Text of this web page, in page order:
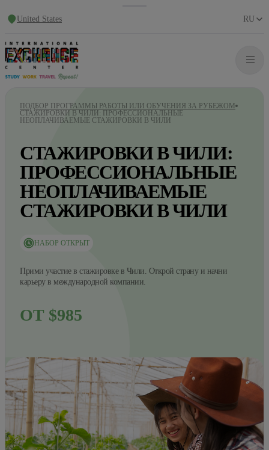
United States RU
ПОДБОР ПРОГРАММЫ РАБОТЫ ИЛИ ОБУЧЕНИЯ ЗА РУБЕЖОМ
СТАЖИРОВКИ В ЧИЛИ: ПРОФЕССИОНАЛЬНЫЕ
НЕОПЛАЧИВАЕМЫЕ СТАЖИРОВКИ В ЧИЛИ
СТАЖИРОВКИ В ЧИЛИ:
ПРОФЕССИОНАЛЬНЫЕ
НЕОПЛАЧИВАЕМЫЕ
СТАЖИРОВКИ В ЧИЛИ
НАБОР ОТКРЫТ
Прими участие в стажировке в Чили. Открой страну и начни
карьеру в международной компании.
ОТ $985